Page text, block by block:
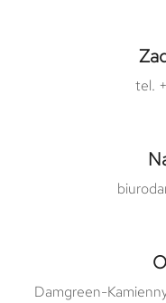
tel.
Damgreen-